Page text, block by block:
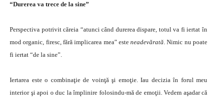
“Durerea va trece de la sine”
Perspectiva potrivit căreia “atunci când durerea dispare, totul va fi iertat în
mod organic, firesc, fără implicarea mea” esteneadevărată. Nimic nu poate
fi iertat “de la sine”.
Iertarea este o combinaţie de voinţă şi emoţie. Iau decizia în forul meu
interior şi apoi o duc la împlinire folosindu-mă de emoţii. Vedem aşadar că